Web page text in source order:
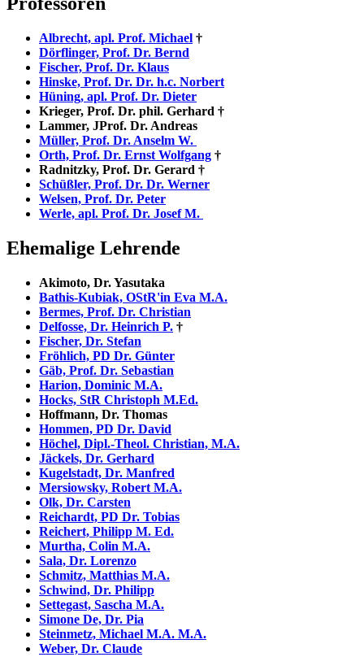
Albrecht, apl. Prof. Michael †
Dörflinger, Prof. Dr. Bernd
Fischer, Prof. Dr. Klaus
Hinske, Prof. Dr. Dr. h.c. Norbert
Hüning, apl. Prof. Dr. Dieter
Krieger, Prof. Dr. phil. Gerhard †
Lammer, JProf. Dr. Andreas
Müller, Prof. Dr. Anselm W.
Orth, Prof. Dr. Ernst Wolfgang †
Radnitzky, Prof. Dr. Gerard †
Schüßler, Prof. Dr. Dr. Werner
Welsen, Prof. Dr. Peter
Werle, apl. Prof. Dr. Josef M.
Ehemalige Lehrende
Akimoto, Dr. Yasutaka
Bathis-Kubiak, OStR'in Eva M.A.
Bermes, Prof. Dr. Christian
Delfosse, Dr. Heinrich P. †
Fischer, Dr. Stefan
Fröhlich, PD Dr. Günter
Gäb, Prof. Dr. Sebastian
Harion, Dominic M.A.
Hocks, StR Christoph M.Ed.
Hoffmann, Dr. Thomas
Hommen, PD Dr. David
Höchel, Dipl.-Theol. Christian, M.A.
Jäckels, Dr. Gerhard
Kugelstadt, Dr. Manfred
Mersiowsky, Robert M.A.
Olk, Dr. Carsten
Reichardt, PD Dr. Tobias
Reichert, Philipp M. Ed.
Murtha, Colin M.A.
Sala, Dr. Lorenzo
Schmitz, Matthias M.A.
Schwind, Dr. Philipp
Settegast, Sascha M.A.
Simone De, Dr. Pia
Steinmetz, Michael M.A. M.A.
Weber, Dr. Claude